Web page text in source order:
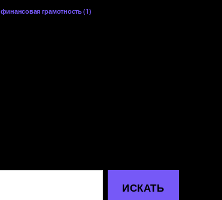
финансовая грамотность(1)